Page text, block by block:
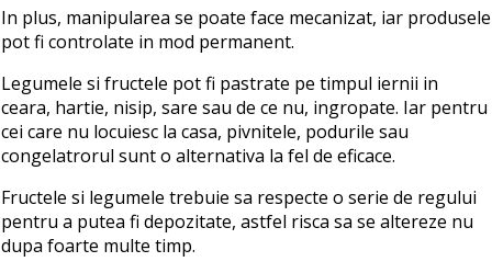
In plus, manipularea se poate face mecanizat, iar produsele
pot fi controlate in mod permanent.
Legumele si fructele pot fi pastrate pe timpul iernii in
ceara, hartie, nisip, sare sau de ce nu, ingropate. Iar pentru
cei care nu locuiesc la casa, pivnitele, podurile sau
congelatrorul sunt o alternativa la fel de eficace.
Fructele si legumele trebuie sa respecte o serie de regului
pentru a putea fi depozitate, astfel risca sa se altereze nu
dupa foarte multe timp.